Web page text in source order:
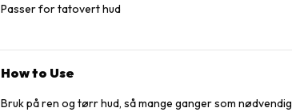
Passer for tatovert hud
How to Use
Bruk på ren og tørr hud, så mange ganger som nødvendig